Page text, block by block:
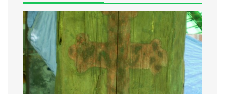
HRY DO ROKU 1973
MÍSTO PRO VAŠE VZKAZY!!
DOKUMENTY OVJK